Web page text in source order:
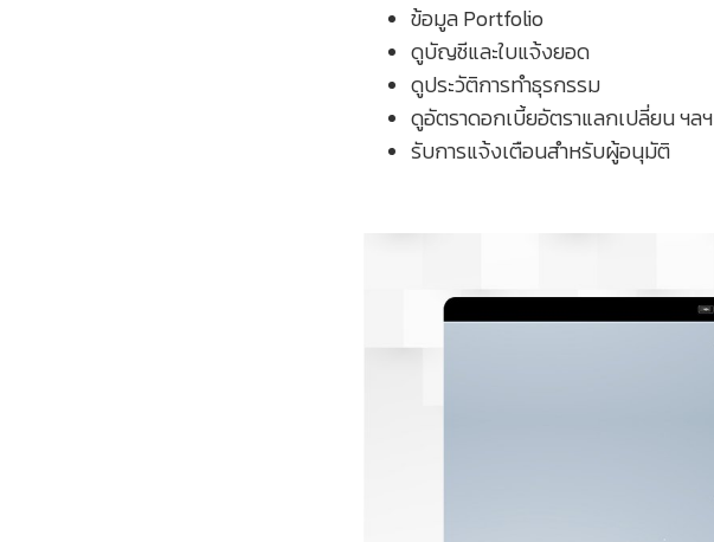
ข้อมูล Portfolio
ดูบัญชีและใบแจ้งยอด
ดูประวัติการทำธุรกรรม
ดูอัตราดอกเบี้ยอัตราแลกเปลี่ยน ฯลฯ
รับการแจ้งเตือนสำหรับผู้อนุมัติ